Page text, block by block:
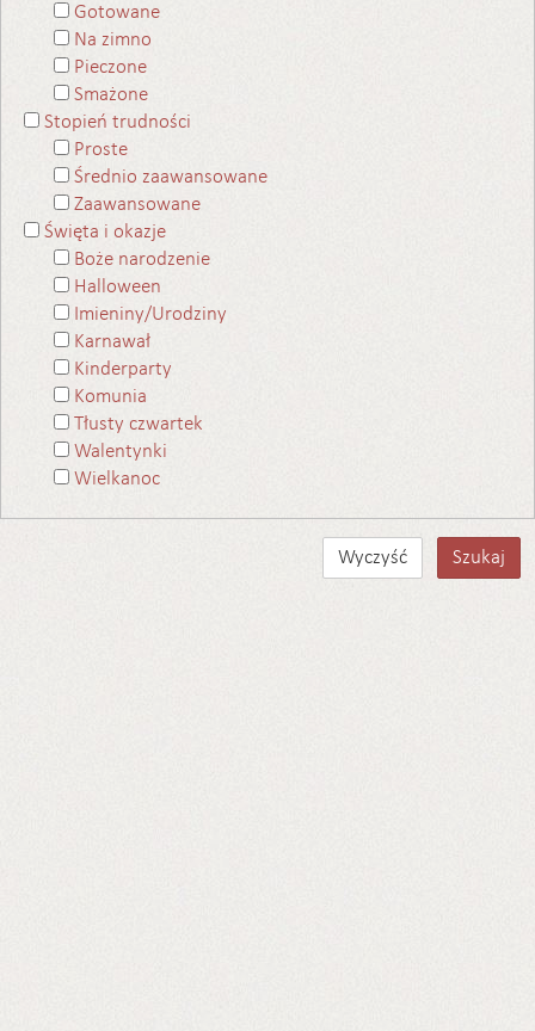
Gotowane
Na zimno
Pieczone
Smażone
Stopień trudności
Proste
Średnio zaawansowane
Zaawansowane
Święta i okazje
Boże narodzenie
Halloween
Imieniny/Urodziny
Karnawał
Kinderparty
Komunia
Tłusty czwartek
Walentynki
Wielkanoc